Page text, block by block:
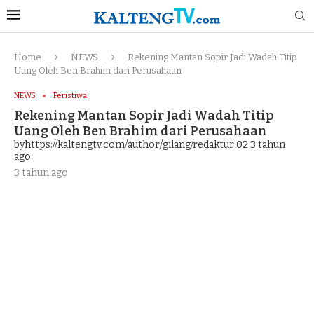
Home NEWS
Rekening Mantan Sopir Jadi Wadah Titip
Uang Oleh Ben Brahim dari Perusahaan
NEWS Peristiwa
Rekening Mantan Sopir Jadi Wadah Titip
Uang Oleh Ben Brahim dari Perusahaan
byhttps://kaltengtv.com/author/gilang/redaktur 02 3 tahun
ago
3 tahun ago